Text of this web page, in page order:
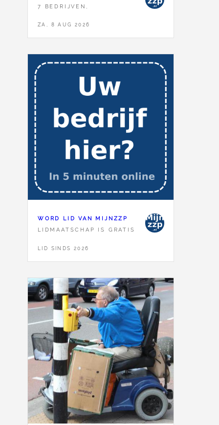
7 BEDRIJVEN,
ZA, 8 AUG 2026
WORD LID VAN MIJNZZP
LIDMAATSCHAP IS GRATIS
LID SINDS 2026